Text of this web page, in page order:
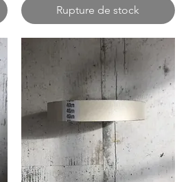
Rupture de stock